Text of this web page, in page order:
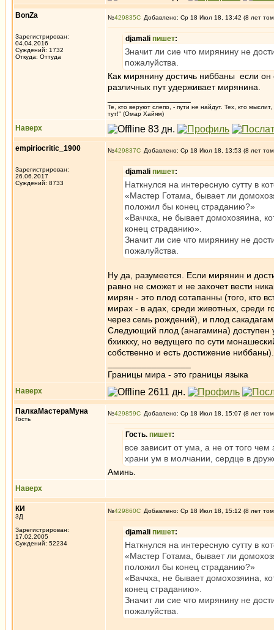
BonZa
Зарегистрирован:
04.04.2016
Суждений: 1732
Откуда: Oттyдa
№429835 Добавлено: Ср 18 Июл 18, 13:42 (8 лет
djamali пишет:
Значит ли сие что мирянину не
пожалуйства.
Как мирянину достичь ниббаны если
различных пут удерживает мирянина.
Те, кто веруют слепо, - пути не найдут. Тех, кто
тут!" (Омар Хайям)
Наверх
empiriocritic_1900
Зарегистрирован:
26.06.2017
Суждений: 8733
№429837 Добавлено: Ср 18 Июл 18, 13:53 (8 лет
djamali пишет:
Наткнулся на интересную сутту в
«Мастер Готама, бывает ли
положил бы конец страданию?»
«Ваччха, не бывает домохозяина,
конец страданию».
Значит ли сие что мирянину не
пожалуйства.
Ну да, разумеется. Если мирянин и
равно не сможет и не захочет вести
мирян - это плод сотапанны (того, кто
мирах - в адах, среди животных, среди
через семь рождений), и плод
Следующий плод (анагамина) доступен
бхиккху, но ведущего по сути
собственно и есть достижение ниббаны).
Границы мира - это границы языка
Наверх
ПалкаМастераМуна
Гость
№429859 Добавлено: Ср 18 Июл 18, 15:07 (8 лет
Гость. пишет:
все зависит от ума, а не от того
храни ум в молчании, сердце в
Аминь.
Наверх
КИ
3Д
Зарегистрирован:
17.02.2005
Суждений: 52234
№429860 Добавлено: Ср 18 Июл 18, 15:12 (8 лет
djamali пишет:
Наткнулся на интересную сутту в
«Мастер Готама, бывает ли
положил бы конец страданию?»
«Ваччха, не бывает домохозяина,
конец страданию».
Значит ли сие что мирянину не
пожалуйства.